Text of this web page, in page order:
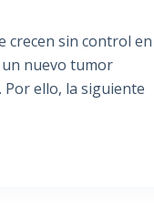
crecen sin control en
nuevo tumor
ello, la siguiente